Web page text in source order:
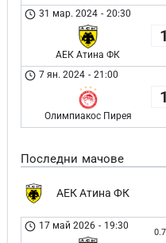
31 мар. 2024 - 20:30
АЕК Атина ФК
1
7 ян. 2024 - 21:00
Олимпиакос Пирея
1
Последни мачове
АЕК Атина ФК
17 май 2026 - 19:30